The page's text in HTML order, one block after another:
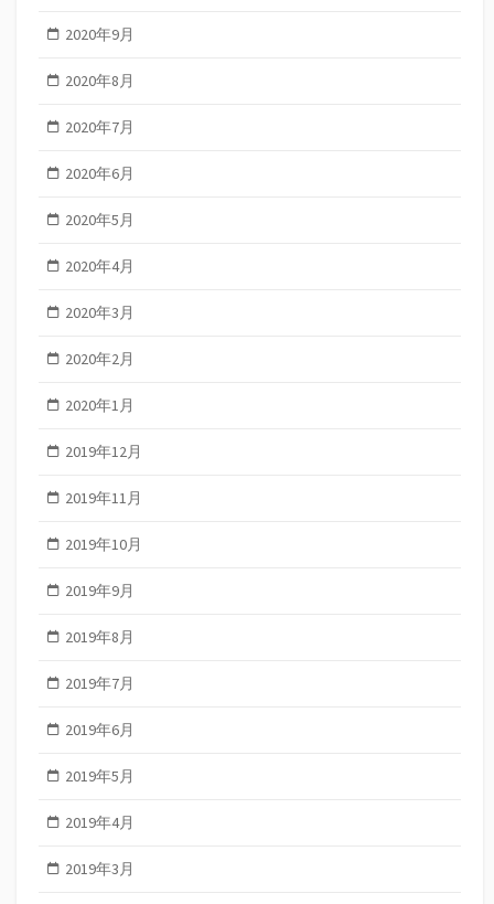
2020年9月
2020年8月
2020年7月
2020年6月
2020年5月
2020年4月
2020年3月
2020年2月
2020年1月
2019年12月
2019年11月
2019年10月
2019年9月
2019年8月
2019年7月
2019年6月
2019年5月
2019年4月
2019年3月